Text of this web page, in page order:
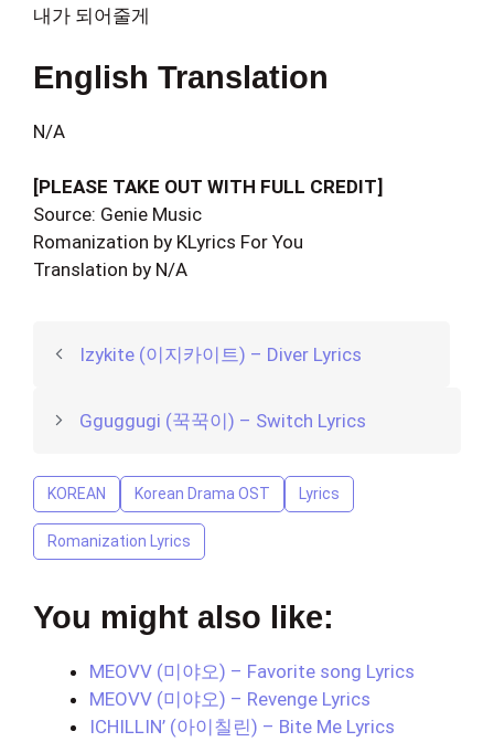
내가 되어줄게
English Translation
N/A
[PLEASE TAKE OUT WITH FULL CREDIT]
Source: Genie Music
Romanization by KLyrics For You
Translation by N/A
Izykite (이지카이트) – Diver Lyrics
Gguggugi (꾹꾹이) – Switch Lyrics
KOREAN Korean Drama OST Lyrics
Romanization Lyrics
You might also like:
MEOVV (미야오) – Favorite song Lyrics
MEOVV (미야오) – Revenge Lyrics
ICHILLIN’ (아이칠린) – Bite Me Lyrics